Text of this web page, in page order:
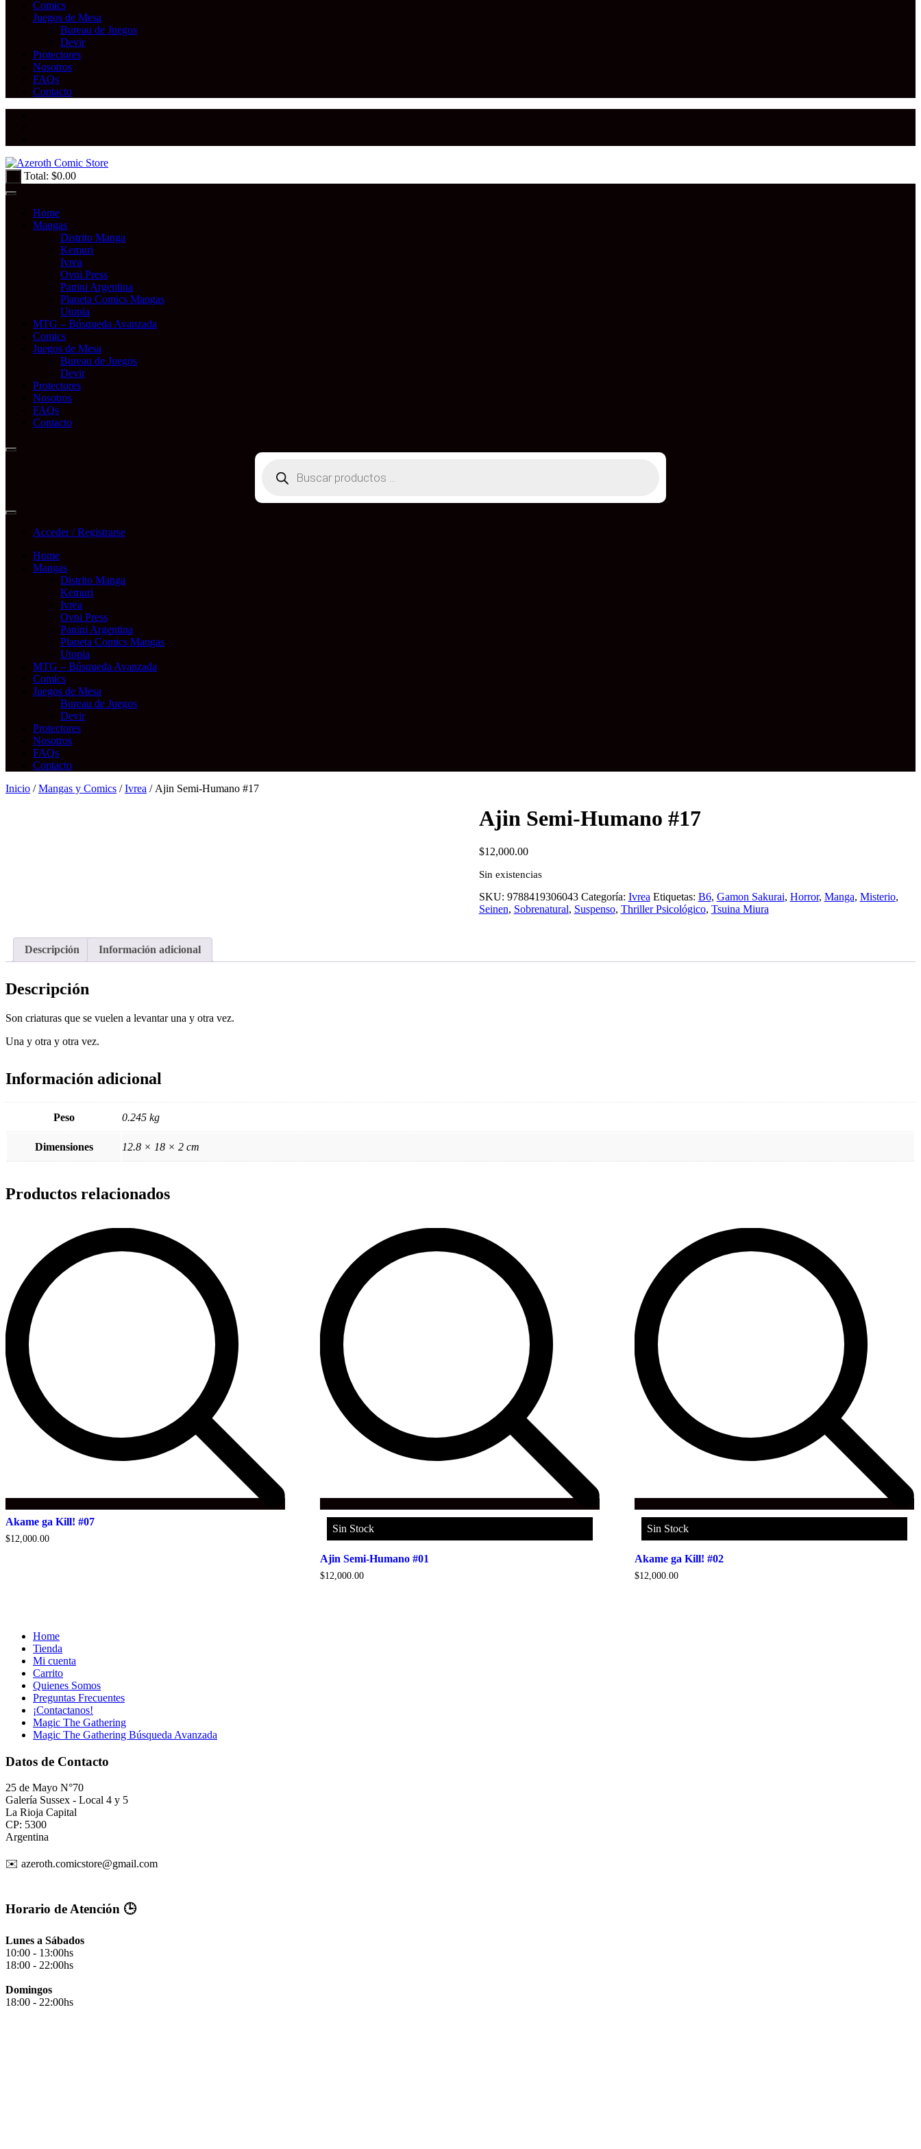
Comics
Juegos de Mesa
Bureau de Juegos
Devir
Protectores
Nosotros
FAQs
Contacto
Total: $0.00
Home
Mangas
Distrito Manga
Kemuri
Ivrea
Ovni Press
Panini Argentina
Planeta Comics Mangas
Utopia
MTG – Búsqueda Avanzada
Comics
Juegos de Mesa
Bureau de Juegos
Devir
Protectores
Nosotros
FAQs
Contacto
productos
Acceder / Registrarse
Home
Mangas
Distrito Manga
Kemuri
Ivrea
Ovni Press
Panini Argentina
Planeta Comics Mangas
Utopia
MTG – Búsqueda Avanzada
Comics
Juegos de Mesa
Bureau de Juegos
Devir
Protectores
Nosotros
FAQs
Contacto
Inicio /Mangas y Comics /Ivrea / Ajin Semi-Humano #17
Ajin Semi-Humano #17
$12,000.00
Sin existencias
SKU: 9788419306043 Categoría: Ivrea Etiquetas: B6, Gamon Sakurai, Horror, Manga, Misterio,
Seinen, Sobrenatural, Suspenso, Thriller Psicológico, Tsuina Miura
Descripción Información adicional
Descripción
Son criaturas que se vuelen a levantar una y otra vez.
Una y otra y otra vez.
Información adicional
Peso 0.245 kg
Dimensiones 12.8 × 18 × 2 cm
Productos relacionados
Akame ga Kill! #07
$12,000.00
Sin Stock
Ajin Semi-Humano #01
$12,000.00
Sin Stock
Akame ga Kill! #02
$12,000.00
Home
Tienda
Mi cuenta
Carrito
Quienes Somos
Preguntas Frecuentes
¡Contactanos!
Magic The Gathering
Magic The Gathering Búsqueda Avanzada
Datos de Contacto
25 de Mayo N°70
Galería Sussex - Local 4 y 5
La Rioja Capital
CP: 5300
Argentina
✉️ azeroth.comicstore@gmail.com
Horario de Atención 🕒
Lunes a Sábados
10:00 - 13:00hs
18:00 - 22:00hs
Domingos
18:00 - 22:00hs